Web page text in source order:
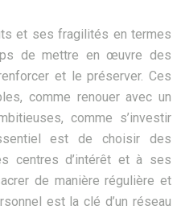
et ses fragilités en termes
de mettre en œuvre des
et le préserver. Ces
comme renouer avec un
comme s’investir
est de choisir des
centres d’intérêt et à ses
de manière régulière et
est la clé d’un réseau